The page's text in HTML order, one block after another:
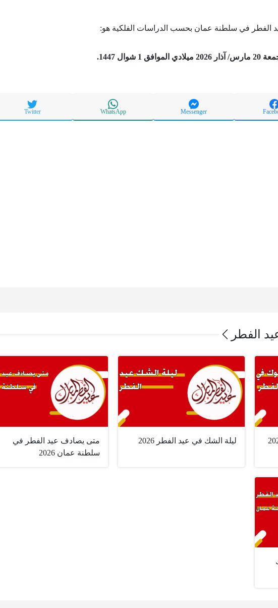
الفطر في سلطنة عمان بحسب الدراسات الفلكية هو:
الموافق 1 شوال 1447.
Messenger
WhatsApp
Twitter
الفطر
ليلة الشك في عيد الفطر 2026
متى يصادف عيد الفطر في
سلطنة عمان 2026